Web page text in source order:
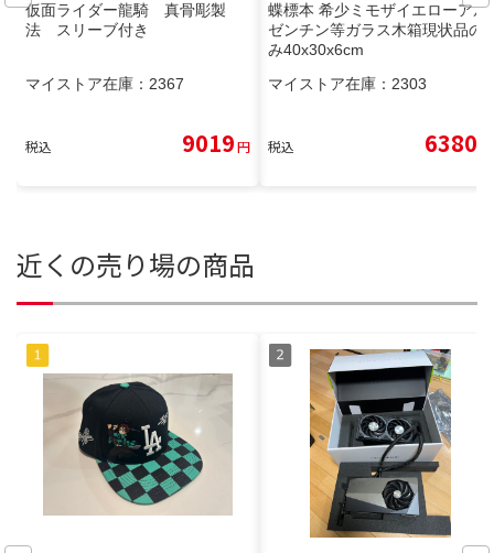
仮面ライダー龍騎 真骨彫製
法 スリーブ付き
マイストア在庫： 2367
税込 9019円
蝶標本 希少ミモザイエローアル
ゼンチン等ガラス木箱現状品の
み40x30x6cm
マイストア在庫： 2303
税込 6380
近くの売り場の商品